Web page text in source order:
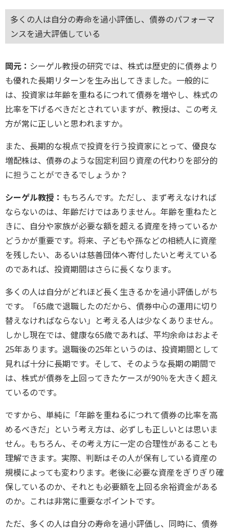
多くの人は自分の寿命を過小評価し、債券のパフォーマ
ンスを過大評価している
岡元： シーゲル教授の研究では、株式は歴史的に債券より
も優れた長期リターンを生み出してきました。一般的に
は、投資家は年齢を重ねるにつれて債券を増やし、株式の
比率を下げるべきだとされていますが、教授は、この考え
方が常に正しいと思われますか。
また、長期的な視点で投資を行う投資家にとって、優良な
増配株は、債券のような固定利回り資産の代わりを部分的
に担うことができるでしょうか？
シーゲル教授： もちろんです。ただし、まず考えなければ
ならないのは、年齢だけではありません。年齢を重ねたと
きに、自分や家族が必要な額を超える資産を持っているか
どうかが重要です。将来、子どもや孫などの相続人に資産
を残したい、あるいは慈善団体へ寄付したいと考えている
のであれば、投資期間はさらに長くなります。
多くの人は自分がどれほど長く生きるかを過小評価しがち
です。「65歳で退職したのだから、債券中心の運用に切り
替えなければならない」と考える人は少なくありません。
しかし現在では、健康な65歳であれば、平均余命はおよそ
25年あります。退職後の25年というのは、投資期間として
見れば十分に長期です。そして、そのような長期の期間で
は、株式が債券を上回ってきたケースが90％を大きく超え
ているのです。
ですから、単純に「年齢を重ねるにつれて債券の比率を高
めるべきだ」という考え方は、必ずしも正しいとは思いま
せん。もちろん、その考え方に一定の合理性があることも
理解できます。実際、判断はその人が保有している資産の
規模によっても変わります。老後に必要な資産をぎりぎり確
保しているのか、それとも必要額を上回る余裕資金がある
のか。これは非常に重要なポイントです。
ただ、多くの人は自分の寿命を過小評価し、同時に、債券